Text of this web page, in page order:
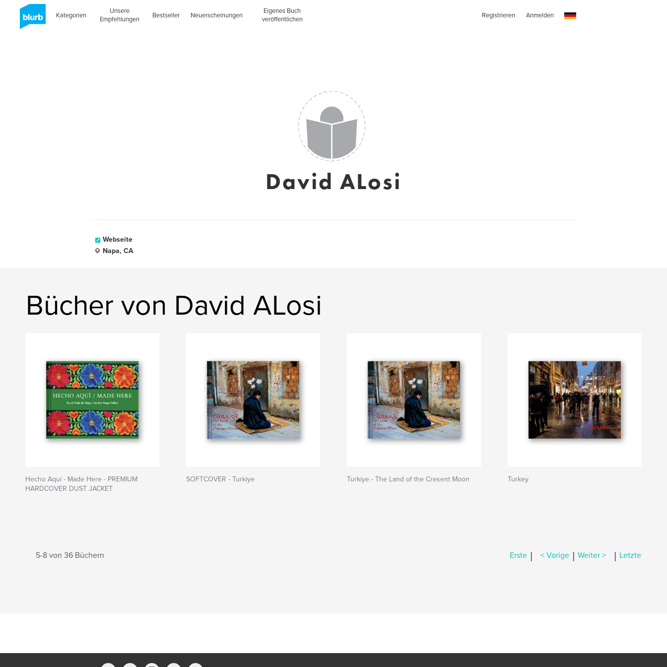
Kategorien
Unsere
Empfehlungen
Bestseller Neuerscheinungen
Eigenes Buch
veröffentlichen
Registrieren Anmelden
David ALosi
Webseite
Napa, CA
Bücher von David ALosi
Hecho Aquí - Made Here - PREMIUM
HARDCOVER DUST JACKET
SOFTCOVER - Turkiye Turkiye - The Land of the Cresent Moon Turkey
5-8 von 36 Büchern Erste | < Vorige | Weiter > | Letzte